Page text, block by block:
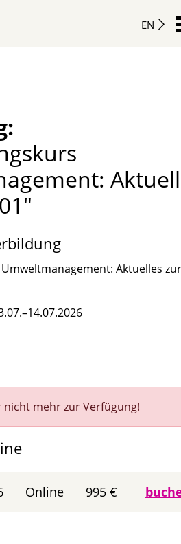
EN
Aktuelles
mehr zur Verfügung!
Online 995 €